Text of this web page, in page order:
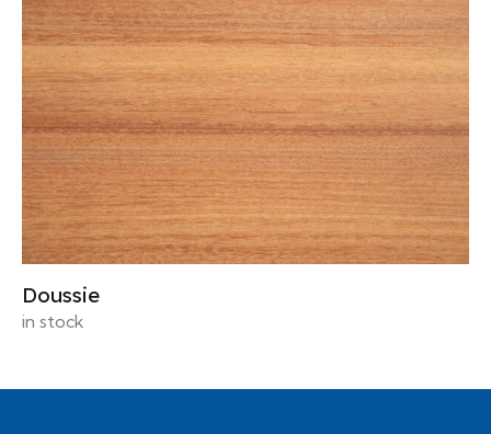
Doussie
in stock